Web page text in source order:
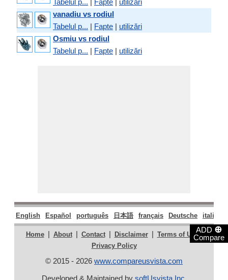
ADD ⊕
Compare
Tabelul p... | Fapte | utilizări
vanadiu vs rodiul
Tabelul p... | Fapte | utilizări
Osmiu vs rodiul
Tabelul p... | Fapte | utilizări
English Español português 日本語 français Deutsche italiano
Home | About | Contact | Disclaimer | Terms of Use |
Privacy Policy
© 2015 - 2026 www.compareusvista.com
Developed & Maintained by softUsvista Inc